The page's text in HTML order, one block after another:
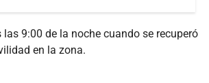
9:00 de la noche cuando se recuperó
en la zona.